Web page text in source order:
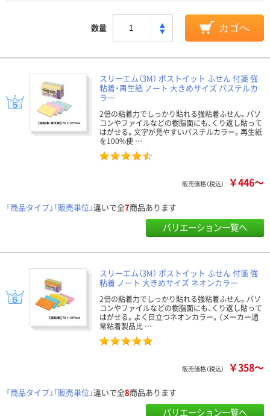
数量 カゴへ
スリーエム（3M） ポストイット ふせん 付箋 強
粘着・再生紙 ノート 大きめサイズ パステルカ
ラー
2倍の粘着力でしっかり貼れる強粘着ふせん。パソ
コンやファイルなどの樹脂面にも、くり返し貼って
はがせる。文字が見やすいパステルカラー。再生紙
を100%使 …
販売価格（税込） ￥446～
「商品タイプ」「販売単位」違いで全7商品あります
バリエーション一覧へ
スリーエム（3M） ポストイット ふせん 付箋 強
粘着 ノート 大きめサイズ ネオンカラー
2倍の粘着力でしっかり貼れる強粘着ふせん。パソ
コンやファイルなどの樹脂面にも、くり返し貼って
はがせる。よく目立つネオンカラー。（メーカー通
常粘着製品比 …
販売価格（税込） ￥358～
「商品タイプ」「販売単位」違いで全8商品あります
バリエーション一覧へ